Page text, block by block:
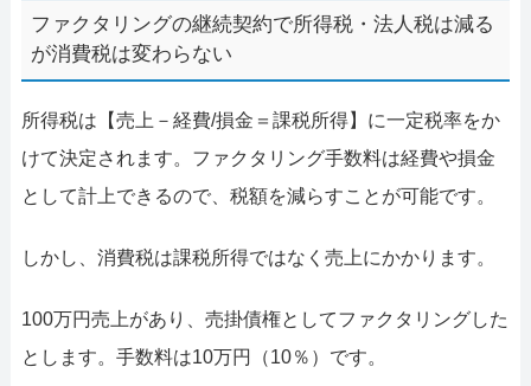
ファクタリングの継続契約で所得税・法人税は減る
が消費税は変わらない
所得税は【売上－経費/損金＝課税所得】に一定税率をか
けて決定されます。ファクタリング手数料は経費や損金
として計上できるので、税額を減らすことが可能です。
しかし、消費税は課税所得ではなく売上にかかります。
100万円売上があり、売掛債権としてファクタリングした
とします。手数料は10万円（10％）です。